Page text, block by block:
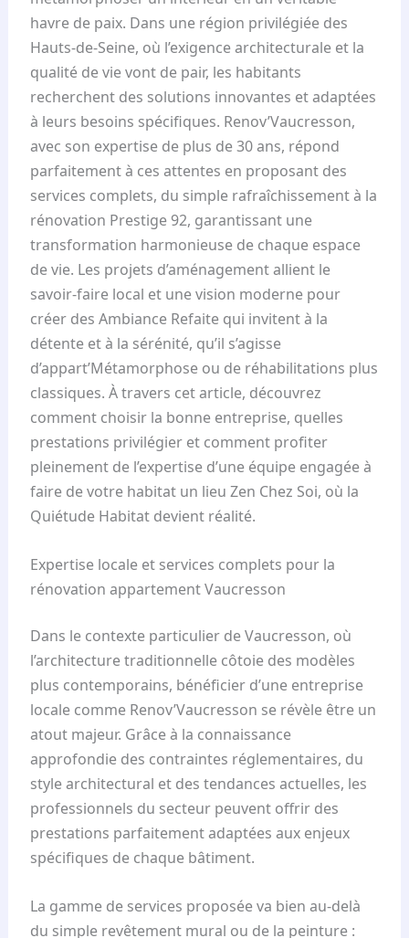
havre de paix. Dans une région privilégiée des
Hauts-de-Seine, où l’exigence architecturale et la
qualité de vie vont de pair, les habitants
recherchent des solutions innovantes et adaptées
à leurs besoins spécifiques. Renov’Vaucresson,
avec son expertise de plus de 30 ans, répond
parfaitement à ces attentes en proposant des
services complets, du simple rafraîchissement à la
rénovation Prestige 92, garantissant une
transformation harmonieuse de chaque espace
de vie. Les projets d’aménagement allient le
savoir-faire local et une vision moderne pour
créer des Ambiance Refaite qui invitent à la
détente et à la sérénité, qu’il s’agisse
d’appart’Métamorphose ou de réhabilitations plus
classiques. À travers cet article, découvrez
comment choisir la bonne entreprise, quelles
prestations privilégier et comment profiter
pleinement de l’expertise d’une équipe engagée à
faire de votre habitat un lieu Zen Chez Soi, où la
Quiétude Habitat devient réalité.
Expertise locale et services complets pour la
rénovation appartement Vaucresson
Dans le contexte particulier de Vaucresson, où
l’architecture traditionnelle côtoie des modèles
plus contemporains, bénéficier d’une entreprise
locale comme Renov’Vaucresson se révèle être un
atout majeur. Grâce à la connaissance
approfondie des contraintes réglementaires, du
style architectural et des tendances actuelles, les
professionnels du secteur peuvent offrir des
prestations parfaitement adaptées aux enjeux
spécifiques de chaque bâtiment.
La gamme de services proposée va bien au-delà
du simple revêtement mural ou de la peinture :